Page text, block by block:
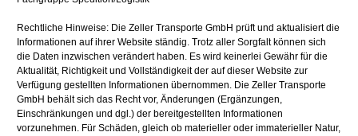
Rechtliche Hinweise: Die Zeller Transporte GmbH prüft und aktualisiert die
Informationen auf ihrer Website ständig. Trotz aller Sorgfalt können sich
die Daten inzwischen verändert haben. Es wird keinerlei Gewähr für die
Aktualität, Richtigkeit und Vollständigkeit der auf dieser Website zur
Verfügung gestellten Informationen übernommen. Die Zeller Transporte
GmbH behält sich das Recht vor, Änderungen (Ergänzungen,
Einschränkungen und dgl.) der bereitgestellten Informationen
vorzunehmen. Für Schäden, gleich ob materieller oder immaterieller Natur,